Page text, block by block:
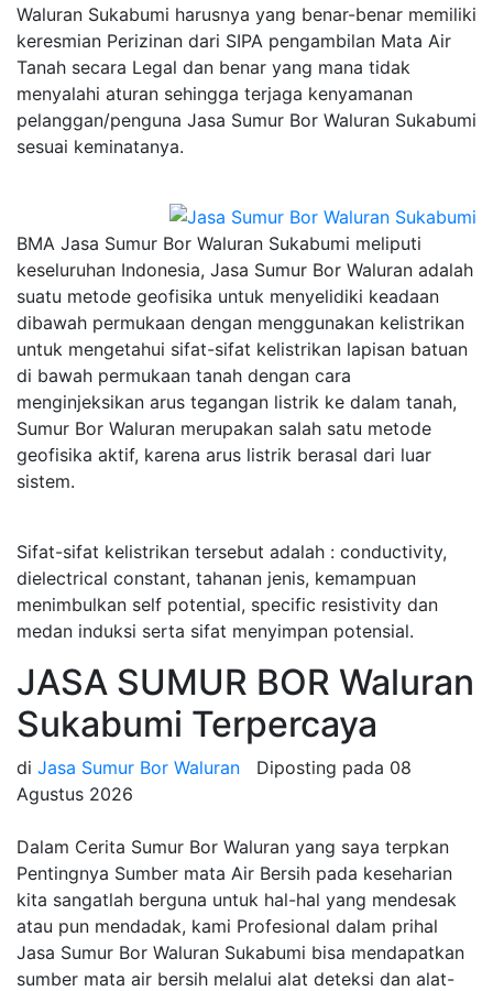
Waluran Sukabumi harusnya yang benar-benar memiliki
keresmian Perizinan dari SIPA pengambilan Mata Air
Tanah secara Legal dan benar yang mana tidak
menyalahi aturan sehingga terjaga kenyamanan
pelanggan/penguna Jasa Sumur Bor Waluran Sukabumi
sesuai keminatanya.
BMA Jasa Sumur Bor Waluran Sukabumi meliputi
keseluruhan Indonesia, Jasa Sumur Bor Waluran adalah
suatu metode geofisika untuk menyelidiki keadaan
dibawah permukaan dengan menggunakan kelistrikan
untuk mengetahui sifat-sifat kelistrikan lapisan batuan
di bawah permukaan tanah dengan cara
menginjeksikan arus tegangan listrik ke dalam tanah,
Sumur Bor Waluran merupakan salah satu metode
geofisika aktif, karena arus listrik berasal dari luar
sistem.
Sifat-sifat kelistrikan tersebut adalah : conductivity,
dielectrical constant, tahanan jenis, kemampuan
menimbulkan self potential, specific resistivity dan
medan induksi serta sifat menyimpan potensial.
JASA SUMUR BOR Waluran
Sukabumi Terpercaya
di Jasa Sumur Bor Waluran Diposting pada 08
Agustus 2026
Dalam Cerita Sumur Bor Waluran yang saya terpkan
Pentingnya Sumber mata Air Bersih pada keseharian
kita sangatlah berguna untuk hal-hal yang mendesak
atau pun mendadak, kami Profesional dalam prihal
Jasa Sumur Bor Waluran Sukabumi bisa mendapatkan
sumber mata air bersih melalui alat deteksi dan alat-